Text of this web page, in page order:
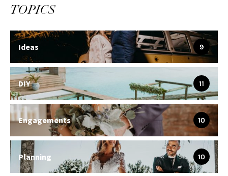
TOPICS
Ideas 9
DIY 11
Engagements 10
Planning 10